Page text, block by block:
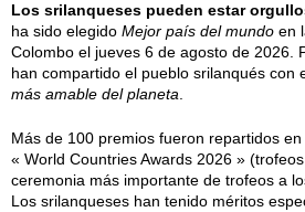
Los srilanqueses pueden estar
ha sido elegido Mejor país del mundo en
Colombo el jueves 6 de agosto de 2026
han compartido el pueblo srilanqués con
más amable del planeta
Más de 100 premios fueron repartidos
« World Countries Awards 2026 »
ceremonia más importante de trofeos a
Los srilanqueses han tenido méritos